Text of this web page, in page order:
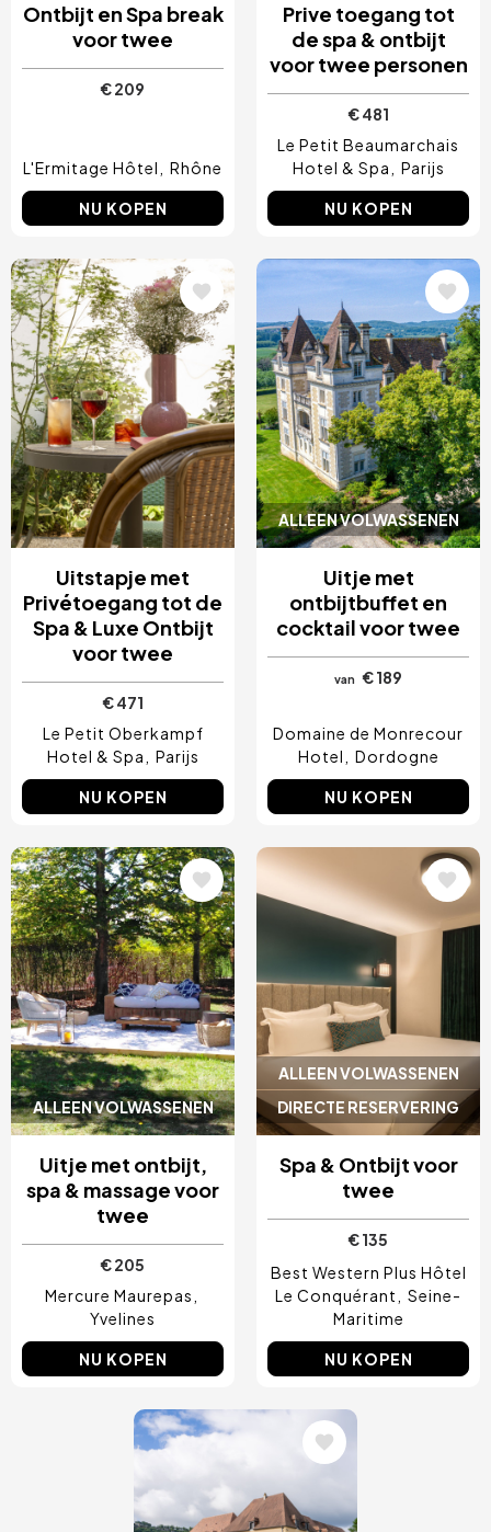
Ontbijt en Spa break
voor twee
€ 209
L'Ermitage Hôtel Rhône
NU KOPEN
Prive toegang tot
de spa & ontbijt
voor twee personen
€ 481
Le Petit Beaumarchais
Hotel & Spa
Parijs
NU KOPEN
Afbeelding
Uitstapje met
Privétoegang tot de
Spa & Luxe Ontbijt
voor twee
€ 471
Le Petit Oberkampf
Hotel & Spa
Parijs
NU KOPEN
ALLEEN VOLWASSENEN
Afbeelding
Uitje met
ontbijtbuffet en
cocktail voor twee
van € 189
Domaine de Monrecour
Hotel
Dordogne
NU KOPEN
ALLEEN VOLWASSENEN
Afbeelding
Uitje met ontbijt,
spa & massage voor
twee
€ 205
Mercure Maurepas
Yvelines
NU KOPEN
ALLEEN VOLWASSENEN
DIRECTE RESERVERING
Afbeelding
Spa & Ontbijt voor
twee
€ 135
Best Western Plus Hôtel
Le Conquérant
Seine-
Maritime
NU KOPEN
Afbeelding